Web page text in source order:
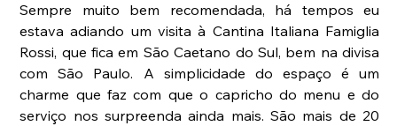
Sempre muito bem recomendada, há tempos eu
estava adiando um visita à Cantina Italiana Famiglia
Rossi, que fica em São Caetano do Sul, bem na divisa
com São Paulo. A simplicidade do espaço é um
charme que faz com que o capricho do menu e do
serviço nos surpreenda ainda mais. São mais de 20